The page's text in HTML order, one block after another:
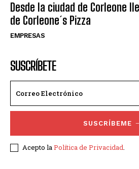
Desde la ciudad de Corleone
de Corleone´s Pizza
EMPRESAS
SUSCRÍBETE
SUSCRÍBEME
Acepto laPolítica de Privacidad.